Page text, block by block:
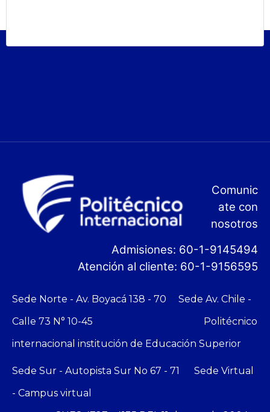
Comunic
ate con
nosotros
Admisiones: 60-1-9145494
Atención al cliente: 60-1-9156595
Sede Norte - Av. Boyacá 138 - 70 Sede Av. Chile -
Calle 73 N° 10-45 Politécnico
internacional institución de Educación Superior
Sede Sur - Autopista Sur No 67 - 71 Sede Virtual
- Campus virtual